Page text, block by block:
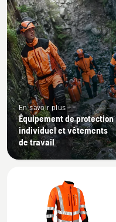
En savoir plus
Équipement de protection
individuel et vêtements
de travail